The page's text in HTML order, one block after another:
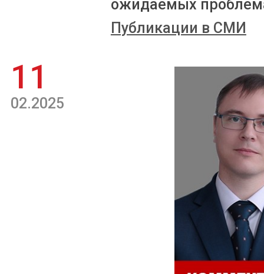
ожидаемых
Публикации в СМИ
11
02.2025